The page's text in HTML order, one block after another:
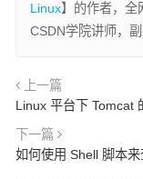
Linux】的作者，全
CSDN学院讲师，
上一篇
Linux 平台下 Tomcat
下一篇
如何使用 Shell 脚本来